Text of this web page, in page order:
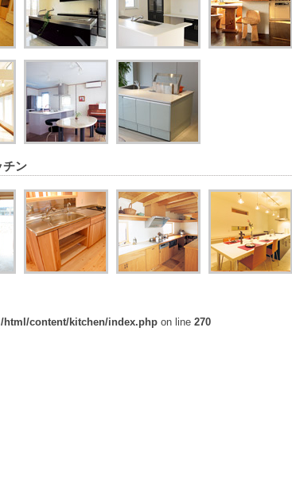
チン
html/content/kitchen/index.php on line 270